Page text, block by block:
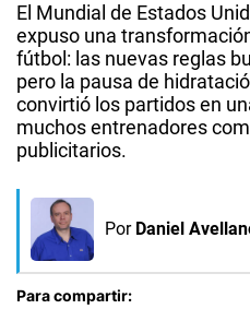
El Mundial de Estados
expuso una
fútbol: las nuevas reglas
pero la pausa de
convirtió los partidos en
muchos entrenadores
publicitarios.
Por Daniel
Para compartir: